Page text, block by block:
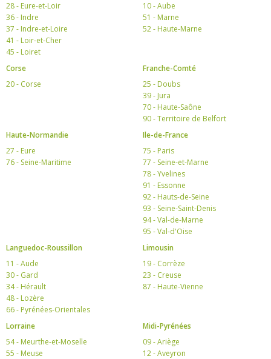
28 - Eure-et-Loir
36 - Indre
37 - Indre-et-Loire
41 - Loir-et-Cher
45 - Loiret
10 - Aube
51 - Marne
52 - Haute-Marne
Corse
20 - Corse
Franche-Comté
25 - Doubs
39 - Jura
70 - Haute-Saône
90 - Territoire de Belfort
Haute-Normandie
27 - Eure
76 - Seine-Maritime
Ile-de-France
75 - Paris
77 - Seine-et-Marne
78 - Yvelines
91 - Essonne
92 - Hauts-de-Seine
93 - Seine-Saint-Denis
94 - Val-de-Marne
95 - Val-d'Oise
Languedoc-Roussillon
11 - Aude
30 - Gard
34 - Hérault
48 - Lozère
66 - Pyrénées-Orientales
Limousin
19 - Corrèze
23 - Creuse
87 - Haute-Vienne
Lorraine
54 - Meurthe-et-Moselle
55 - Meuse
Midi-Pyrénées
09 - Ariège
12 - Aveyron